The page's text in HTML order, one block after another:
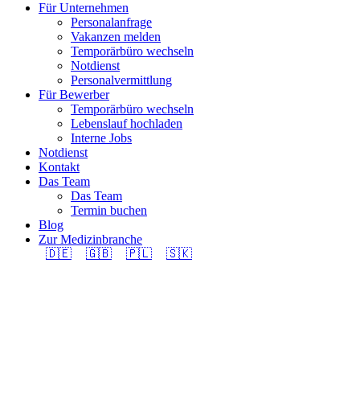
Für Unternehmen
Personalanfrage
Vakanzen melden
Temporärbüro wechseln
Notdienst
Personalvermittlung
Für Bewerber
Temporärbüro wechseln
Lebenslauf hochladen
Interne Jobs
Notdienst
Kontakt
Das Team
Das Team
Termin buchen
Blog
Zur Medizinbranche
🇩🇪
🇬🇧 🇵🇱 🇸🇰